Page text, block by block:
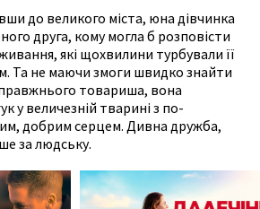
до великого міста, юна дівчинка
друга, кому могла б розповісти
які щохвилини турбували її
Та не маючи змоги швидко знайти
товариша, вона
у величезній тварині з по-
добрим серцем. Дивна дружба,
за людську.